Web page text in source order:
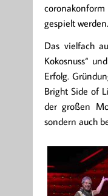
gespielt werden.
Das vielfach
Kokosnuss“
Erfolg.
Bright Side of
der großen
sondern auch